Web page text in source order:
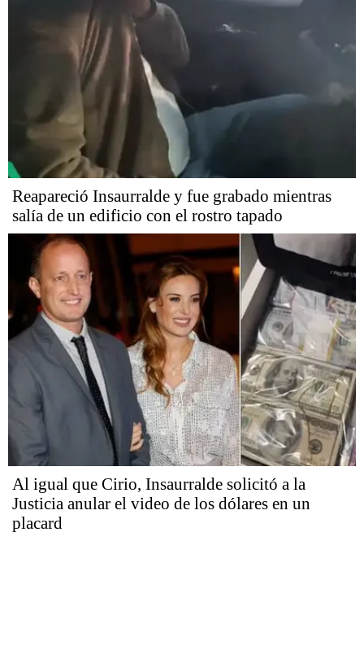
Reapareció Insaurralde y fue grabado mientras
salía de un edificio con el rostro tapado
Al igual que Cirio, Insaurralde solicitó a la
Justicia anular el video de los dólares en un
placard